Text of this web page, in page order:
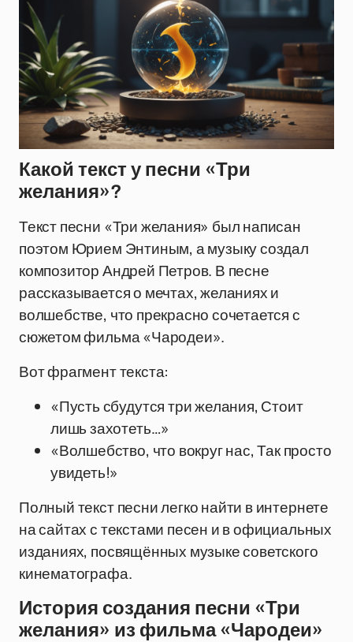
Какой текст у песни «Три
желания»?
Текст песни «Три желания» был написан
поэтом Юрием Энтиным, а музыку создал
композитор Андрей Петров. В песне
рассказывается о мечтах, желаниях и
волшебстве, что прекрасно сочетается с
сюжетом фильма «Чародеи».
Вот фрагмент текста:
«Пусть сбудутся три желания, Стоит
лишь захотеть…»
«Волшебство, что вокруг нас, Так просто
увидеть!»
Полный текст песни легко найти в интернете
на сайтах с текстами песен и в официальных
изданиях, посвящённых музыке советского
кинематографа.
История создания песни «Три
желания» из фильма «Чародеи»